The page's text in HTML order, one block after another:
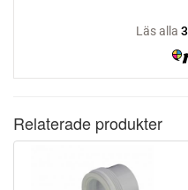
Relaterade produkter